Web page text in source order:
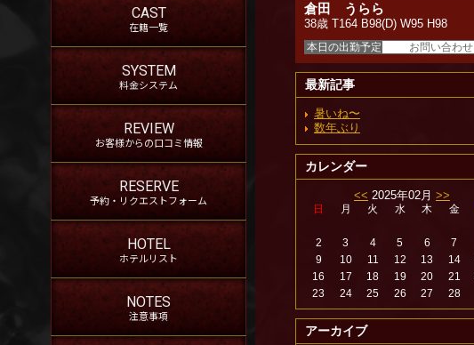
CAST
在籍一覧
SYSTEM
料金システム
REVIEW
お客様からの口コミ情報
RESERVE
予約・リクエストフォーム
HOTEL
ホテルリスト
NOTES
注意事項
倉田 うらら
38歳 T164 B98(D) W95 H98
本日の出勤予定 お問い合わせ
最新記事
暑いね〜
数年ぶり
カレンダー
<< 2025年02月 >>
日 月 火 水 木 金
2
3 4 5 6 7
9
10 11 12 13 14
16
17 18 19 20 21
23
24 25 26 27 28
アーカイブ